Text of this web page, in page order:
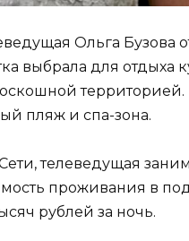
Ольга Бузова
выбрала для отдыха
пляж и спа-зона.
телеведущая
проживания в
рублей за ночь.